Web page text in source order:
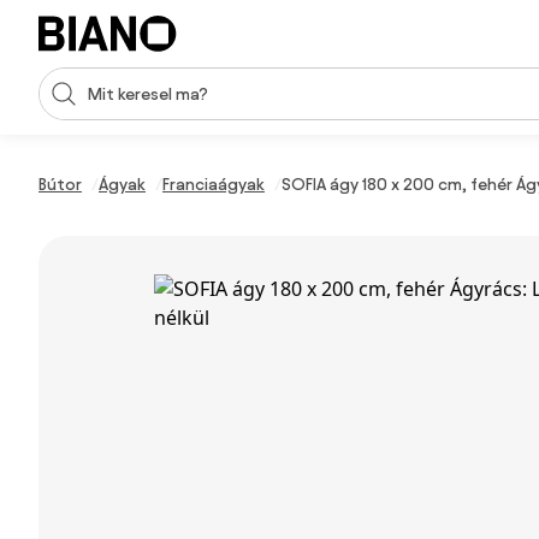
Navigáció kihagyása, ugrás a tartalomra
Keresési bevitel
Bútor Ágyak Franciaágyak SOFIA ágy 180 x 200 cm, fehér